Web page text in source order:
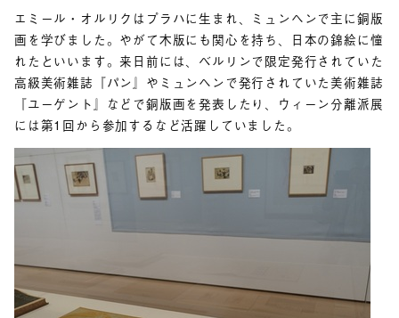
エミール・オルリクはプラハに生まれ、ミュンヘンで主に銅版
画を学びました。やがて木版にも関心を持ち、日本の錦絵に憧
れたといいます。来日前には、ベルリンで限定発行されていた
高級美術雑誌『パン』やミュンヘンで発行されていた美術雑誌
『ユーゲント』などで銅版画を発表したり、ウィーン分離派展
には第1回から参加するなど活躍していました。